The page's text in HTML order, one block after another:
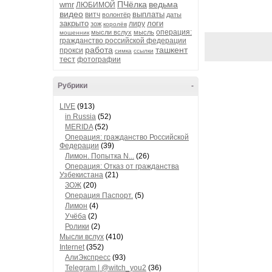
wmr ЛЮБИМОЙ ПЧёлка ведьма
видео витч волонтёр выплаты даты
закрыто зож королёв лиру логи
мошенник мысли вслух мысль операция:
гражданство российской федерации
прокси работа симка ссылки ташкент
тест фотографии
-
Рубрики
LIVE (913)
in Russia (52)
MERIDA(52)
Операция: гражданство Российской
Федерации (39)
Лимон. Попытка N... (26)
Операция: Отказ от гражданства
Узбекистана (21)
ЗОЖ (20)
Операция Паспорт. (5)
Лимон (4)
Учёба (2)
Ролики (2)
Мысли вслух (410)
Internet(352)
АлиЭкспресс (93)
Telegram | @witch_you2 (36)